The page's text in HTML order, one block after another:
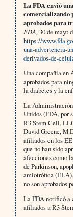
La FDA envió
comercializando
aprobados para
FDA, 30 de mayo
https://
una-advertencia-
derivados-de-
Una compañía en
aprobados para
la diabetes y la
La
Unidos (FDA, por
R3 Stem Cell,
David Greene,
afiliados en los
que no han sido
afecciones como
de Parkinson,
amiotrófica
no son aprobados
La FDA notificó a
afiliados a R3